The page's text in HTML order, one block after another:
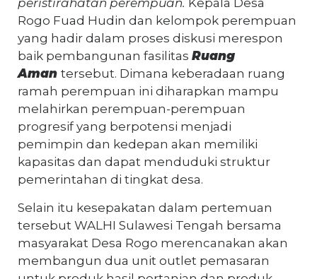
peristirahatan perempuan. Kepala Desa
Rogo Fuad Hudin dan kelompok perempuan
yang hadir dalam proses diskusi merespon
baik pembangunan fasilitas Ruang
Aman tersebut. Dimana keberadaan ruang
ramah perempuan ini diharapkan mampu
melahirkan perempuan-perempuan
progresif yang berpotensi menjadi
pemimpin dan kedepan akan memiliki
kapasitas dan dapat menduduki struktur
pemerintahan di tingkat desa.
Selain itu kesepakatan dalam pertemuan
tersebut WALHI Sulawesi Tengah bersama
masyarakat Desa Rogo merencanakan akan
membangun dua unit outlet pemasaran